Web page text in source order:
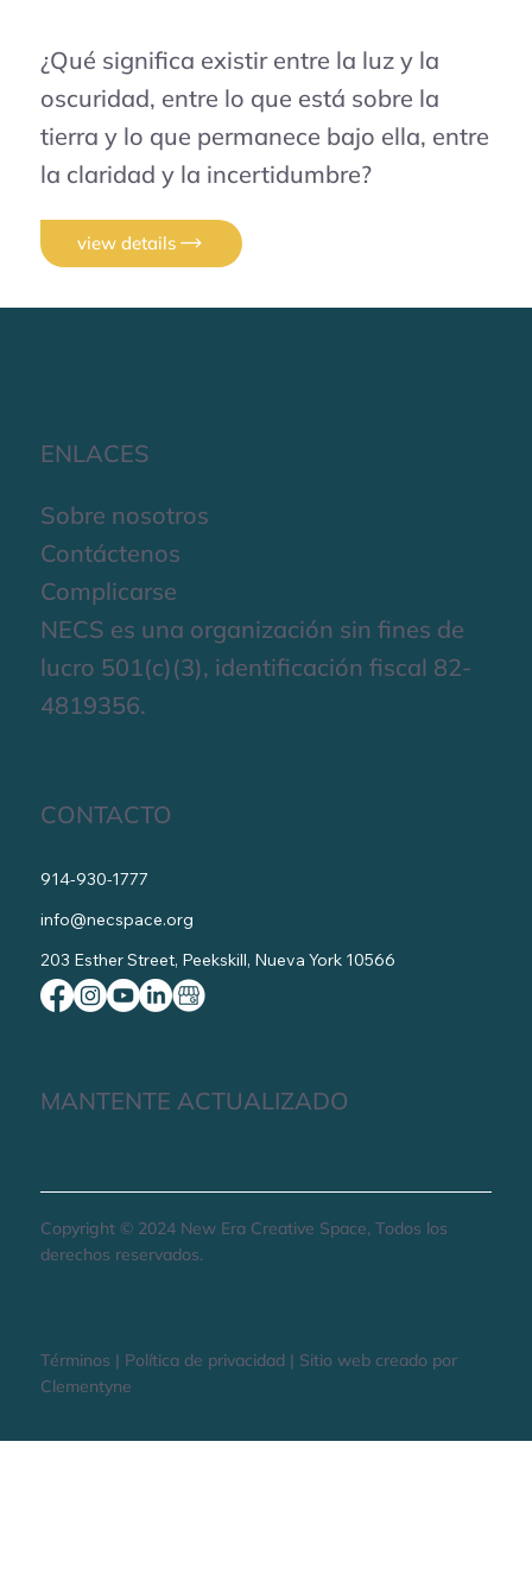
¿Qué significa existir entre la luz y la
oscuridad, entre lo que está sobre la
tierra y lo que permanece bajo ella, entre
la claridad y la incertidumbre?
view details
ENLACES
Sobre nosotros
Contáctenos
Complicarse
NECS es una organización sin fines de
lucro 501(c)(3), identificación fiscal 82-
4819356.
CONTACTO
914-930-1777
info@necspace.org
203 Esther Street, Peekskill, Nueva York 10566
MANTENTE ACTUALIZADO
Copyright © 2024 New Era Creative Space, Todos los
derechos reservados.
Términos | Política de privacidad | Sitio web creado por
Clementyne